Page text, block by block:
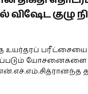
குழு
பரீட்சையை
யோசனைகளை